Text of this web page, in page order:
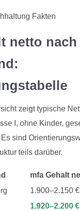
netto nach
zeigt typische
I, ohne Kinder,
sind
teils darüber.
mfa Gehalt
1.900–2.150 €
1.920–2.200 €